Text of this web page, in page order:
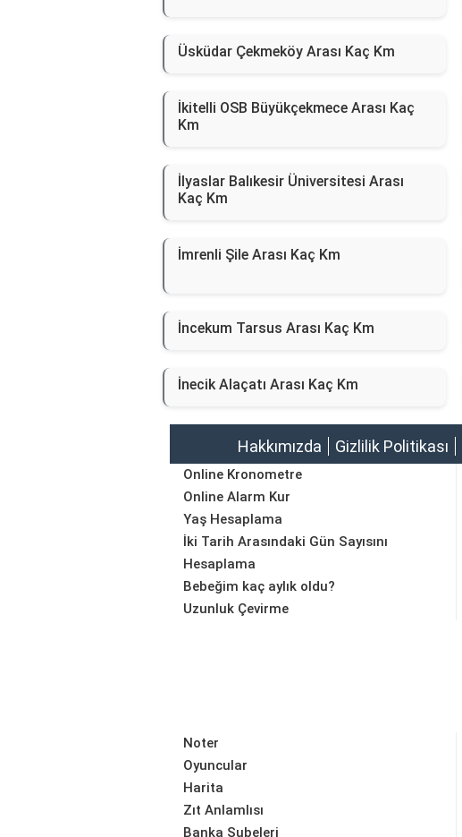
Üsküdar Çekmeköy Arası Kaç Km
İkitelli OSB Büyükçekmece Arası Kaç
Km
İlyaslar Balıkesir Üniversitesi Arası
Kaç Km
İmrenli Şile Arası Kaç Km
İncekum Tarsus Arası Kaç Km
İnecik Alaçatı Arası Kaç Km
Hakkımızda Gizlilik Politikası
Online Kronometre
Online Alarm Kur
Yaş Hesaplama
İki Tarih Arasındaki Gün Sayısını
Hesaplama
Bebeğim kaç aylık oldu?
Uzunluk Çevirme
Noter
Oyuncular
Harita
Zıt Anlamlısı
Banka Şubeleri